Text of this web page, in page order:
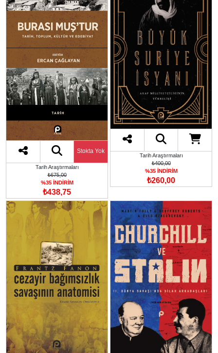
Stokta Yok
Tarih Araştırmaları
₺675,00
%35 İNDİRİM
₺438,75
Tarih Araştırmaları
₺400,00
%35 İNDİRİM
₺260,00